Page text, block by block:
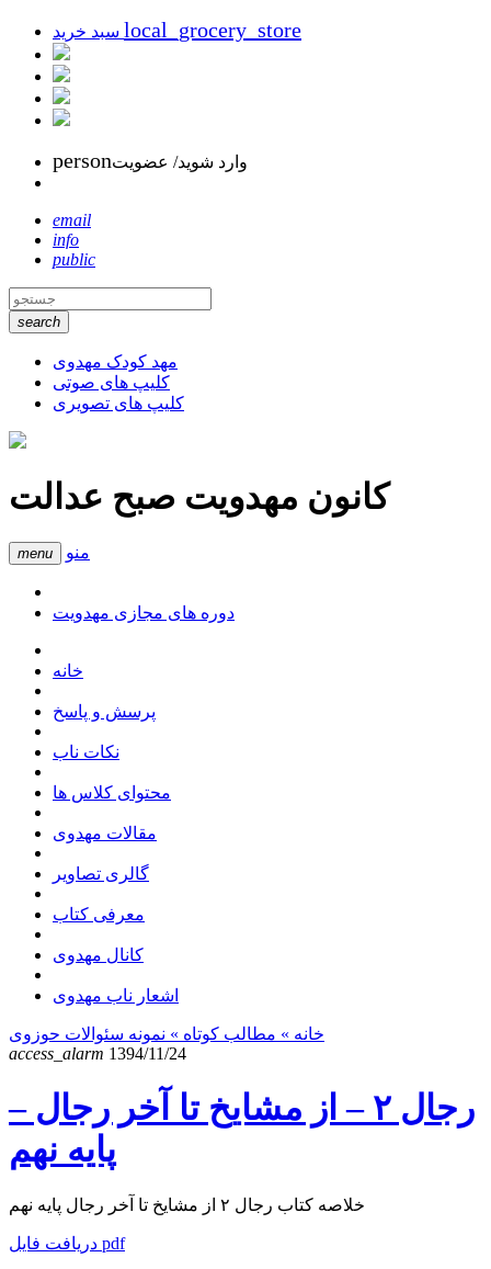
local_grocery_store
personوارد شوید/ عضویت
email
info
public
search
مهد کودک مهدوی
کلیپ های صوتی
کلیپ های تصویری
کانون مهدویت صبح عدالت
menu منو
دوره های مجازی مهدویت
خانه
پرسش و پاسخ
نکات ناب
محتوای کلاس ها
مقالات مهدوی
گالری تصاویر
معرفی کتاب
کانال مهدوی
اشعار ناب مهدوی
خانه » مطالب کوتاه » نمونه سئوالات حوزوی
access_alarm 1394/11/24
رجال ۲ – از مشایخ تا آخر رجال –
پایه نهم
خلاصه کتاب رجال ۲ از مشایخ تا آخر رجال پایه نهم
دریافت فایل pdf